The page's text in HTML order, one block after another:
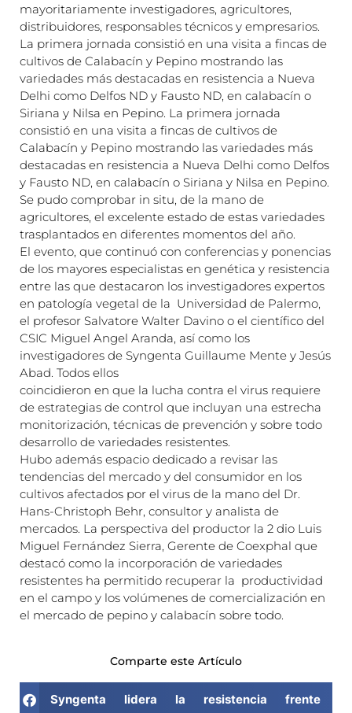
mayoritariamente investigadores, agricultores,
distribuidores, responsables técnicos y empresarios.
La primera jornada consistió en una visita a fincas de
cultivos de Calabacín y Pepino mostrando las
variedades más destacadas en resistencia a Nueva
Delhi como Delfos ND y Fausto ND, en calabacín o
Siriana y Nilsa en Pepino. La primera jornada
consistió en una visita a fincas de cultivos de
Calabacín y Pepino mostrando las variedades más
destacadas en resistencia a Nueva Delhi como Delfos
y Fausto ND, en calabacín o Siriana y Nilsa en Pepino.
Se pudo comprobar in situ, de la mano de
agricultores, el excelente estado de estas variedades
trasplantados en diferentes momentos del año.
El evento, que continuó con conferencias y ponencias
de los mayores especialistas en genética y resistencia
entre las que destacaron los investigadores expertos
en patología vegetal de la Universidad de Palermo,
el profesor Salvatore Walter Davino o el científico del
CSIC Miguel Angel Aranda, así como los
investigadores de Syngenta Guillaume Mente y Jesús
Abad. Todos ellos
coincidieron en que la lucha contra el virus requiere
de estrategias de control que incluyan una estrecha
monitorización, técnicas de prevención y sobre todo
desarrollo de variedades resistentes.
Hubo además espacio dedicado a revisar las
tendencias del mercado y del consumidor en los
cultivos afectados por el virus de la mano del Dr.
Hans-Christoph Behr, consultor y analista de
mercados. La perspectiva del productor la 2 dio Luis
Miguel Fernández Sierra, Gerente de Coexphal que
destacó como la incorporación de variedades
resistentes ha permitido recuperar la productividad
en el campo y los volúmenes de comercialización en
el mercado de pepino y calabacín sobre todo.
Comparte este Artículo
Syngenta lidera la resistencia frente